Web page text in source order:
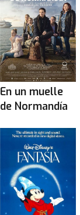
En un muelle
de Normandía